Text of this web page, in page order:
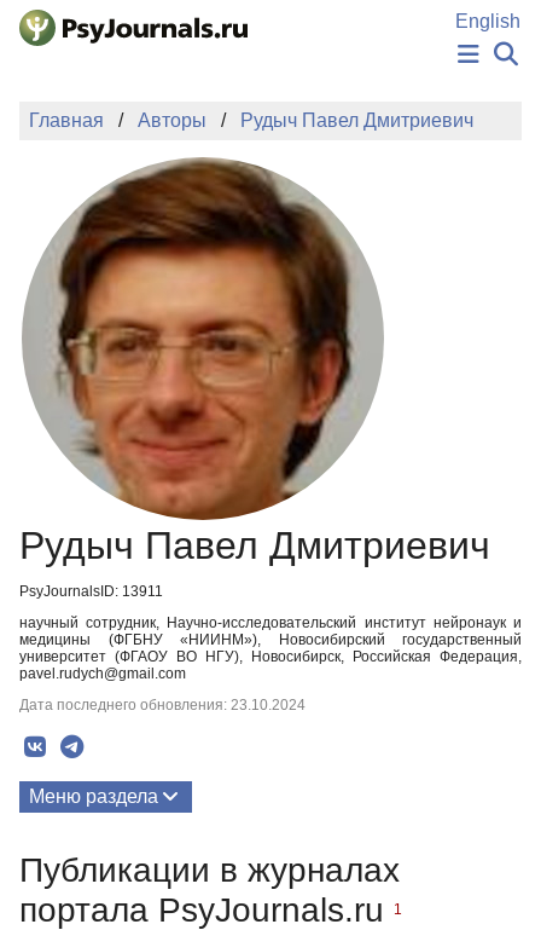
Перейти к основному содержанию
English
НОВОСТИ
АВТОРЫ
ПОДАТЬ РУКОПИСЬ
БАЗА ЗНАНИЙ
КЛЮЧЕВЫЕ СЛОВА
Регистрация
Главная Авторы Рудыч Павел Дмитриевич
Рудыч Павел Дмитриевич
PsyJournalsID: 13911
научный сотрудник, Научно-исследовательский институт нейронаук и
медицины (ФГБНУ «НИИНМ»), Новосибирский государственный
университет (ФГАОУ ВО НГУ), Новосибирск, Российская Федерация,
pavel.rudych@gmail.com
Дата последнего обновления: 23.10.2024
Меню раздела
Публикации в журналах
портала PsyJournals.ru
1